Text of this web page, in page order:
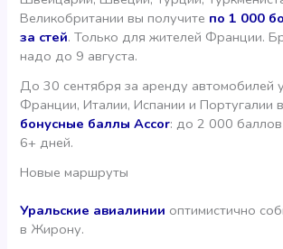
Великобритании вы получите по 1 000
за стей. Только для жителей Франции.
надо до 9 августа.
До 30 сентября за аренду автомобилей
Франции, Италии, Испании и Португалии
бонусные баллы Accor: до 2 000
6+ дней.
Новые маршруты
Уральские авиалинии оптимистично
в Жирону.